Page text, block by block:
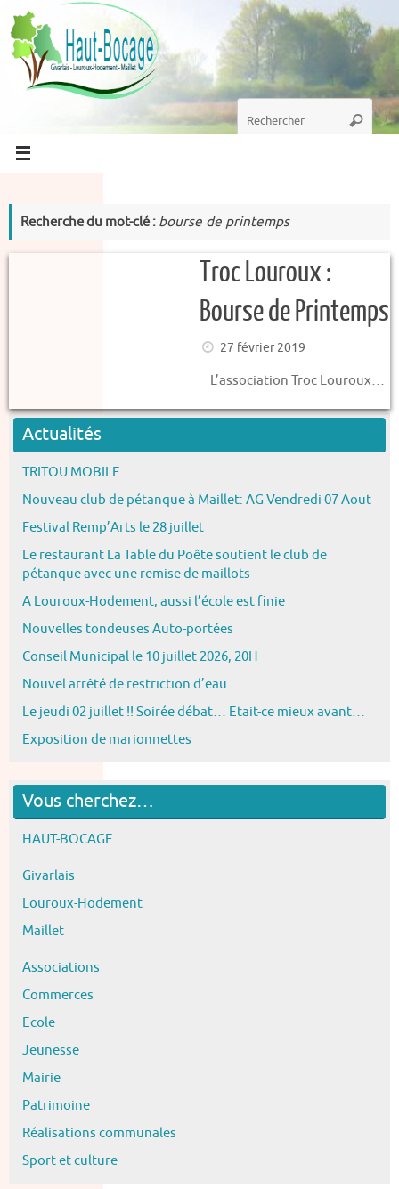
Passer
au
contenu
Recherche
pour
Recherche du mot-clé : bourse de printemps
Troc Louroux :
Bourse de Printemps
27 février 2019
L’association Troc Louroux…
Actualités
TRITOU MOBILE
Nouveau club de pétanque à Maillet: AG Vendredi 07 Aout
Festival Remp’Arts le 28 juillet
Le restaurant La Table du Poête soutient le club de
pétanque avec une remise de maillots
A Louroux-Hodement, aussi l’école est finie
Nouvelles tondeuses Auto-portées
Conseil Municipal le 10 juillet 2026, 20H
Nouvel arrêté de restriction d’eau
Le jeudi 02 juillet !! Soirée débat… Etait-ce mieux avant…
Exposition de marionnettes
Vous cherchez…
HAUT-BOCAGE
Givarlais
Louroux-Hodement
Maillet
Associations
Commerces
Ecole
Jeunesse
Mairie
Patrimoine
Réalisations communales
Sport et culture